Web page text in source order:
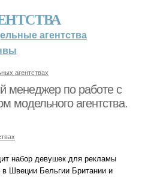
агентства
агентствах
менеджер по работе с
модельного агентства.
набор девушек для рекламы
Швеции Бельгии Британии и